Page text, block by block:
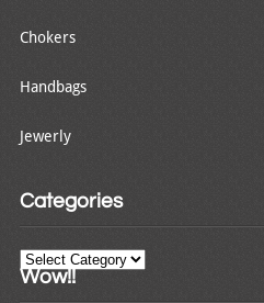
Chokers
Handbags
Jewerly
Categories
Categories
Wow!!